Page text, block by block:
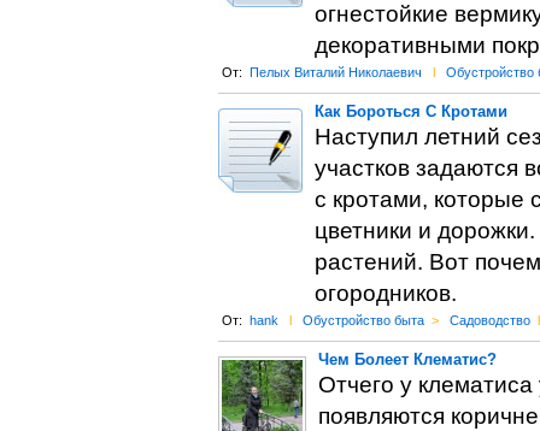
огнестойкие
декоративными
От: Пелых Виталий Николаевич l Обустройство
Как Бороться С Кротами
Наступил летний
участков задаются
с кротами, которые
цветники и
растений. Вот
огородников.
От: hank l Обустройство быта > Садоводство l
Чем Болеет Клематис?
Отчего у
появляются